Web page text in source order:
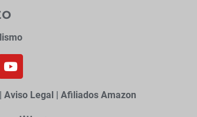
| Aviso Legal | Afiliados Amazon